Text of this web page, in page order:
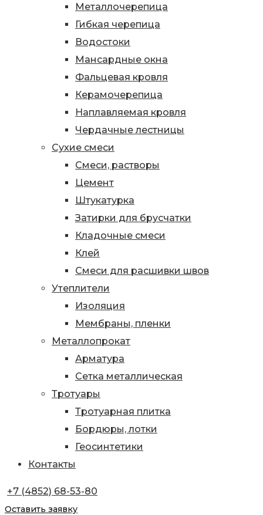
Металлочерепица
Гибкая черепица
Водостоки
Мансардные окна
Фальцевая кровля
Керамочерепица
Наплавляемая кровля
Чердачные лестницы
Сухие смеси
Смеси, растворы
Цемент
Штукатурка
Затирки для брусчатки
Кладочные смеси
Клей
Смеси для расшивки швов
Утеплители
Изоляция
Мембраны, пленки
Металлопрокат
Арматура
Сетка металлическая
Тротуары
Тротуарная плитка
Бордюры, лотки
Геосинтетики
Контакты
+7 (4852) 68-53-80
Оставить заявку